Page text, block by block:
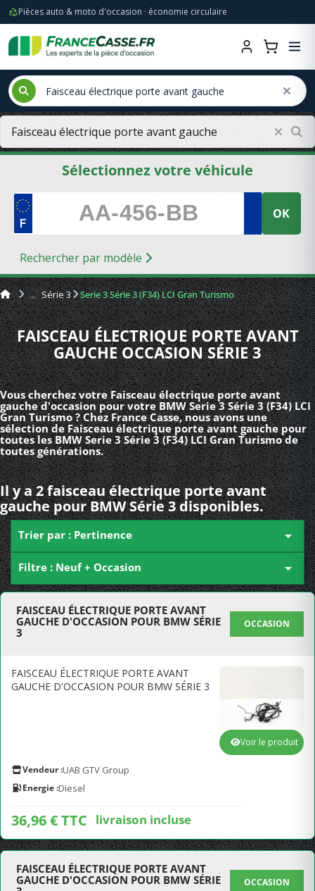
Pièces auto & moto d'occasion · économie circulaire
Sélectionnez votre véhicule
OK
Rechercher par modèle
Série 3 Serie 3 Série 3 (F34) LCI Gran Turismo
FAISCEAU ÉLECTRIQUE PORTE AVANT
GAUCHE OCCASION SÉRIE 3
Vous cherchez votre Faisceau électrique porte avant
gauche d'occasion pour votre BMW Serie 3 Série 3 (F34) LCI
Gran Turismo ? Chez France Casse, nous avons une
sélection de Faisceau électrique porte avant gauche pour
toutes les BMW Serie 3 Série 3 (F34) LCI Gran Turismo de
toutes générations.
Il y a 2 faisceau électrique porte avant
gauche pour BMW Série 3 disponibles.
Trier par : Pertinence 
Filtre : Neuf + Occasion 
FAISCEAU ÉLECTRIQUE PORTE AVANT
GAUCHE D'OCCASION POUR BMW SÉRIE
3
OCCASION
FAISCEAU ÉLECTRIQUE PORTE AVANT
GAUCHE D'OCCASION POUR BMW SÉRIE 3
Vendeur :UAB GTV Group
Energie :Diesel
36,96 € TTC livraison incluse
Voir le produit
FAISCEAU ÉLECTRIQUE PORTE AVANT
GAUCHE D'OCCASION POUR BMW SÉRIE
OCCASION